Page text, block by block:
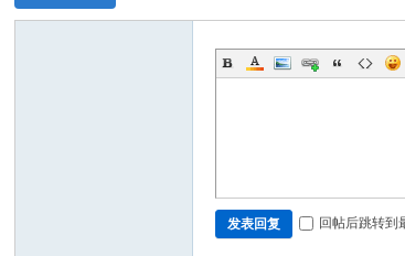
发表回复 回帖后跳转到